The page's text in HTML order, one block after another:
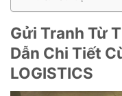
Gửi Tranh Từ
Dẫn Chi Tiết
LOGISTICS